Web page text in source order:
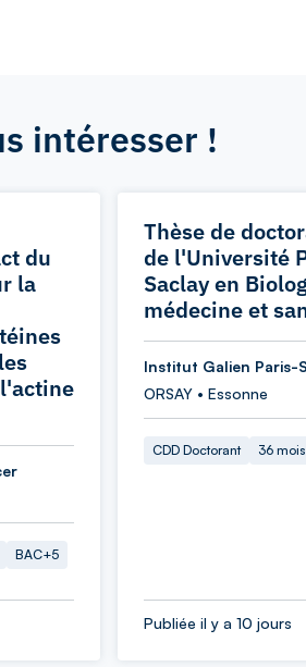
intéresser !
du
la
BAC+5
Thèse de
de l'Université
Saclay en
médecine et
Institut Galien Paris-
ORSAY • Essonne
CDD Doctorant 36 mois
Publiée il y a 10 jours